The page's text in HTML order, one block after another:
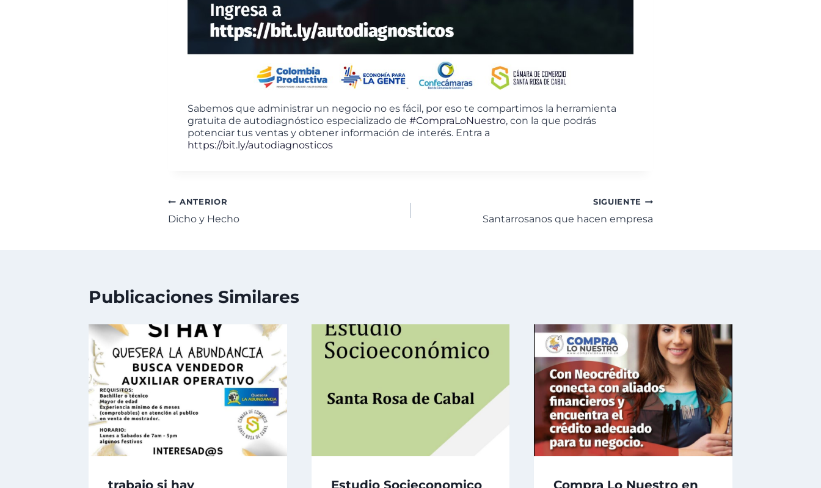
Sabemos que administrar un negocio no es fácil, por eso te compartimos la herramienta
gratuita de autodiagnóstico especializado de #CompraLoNuestro, con la que podrás
potenciar tus ventas y obtener información de interés. Entra a
https://bit.ly/autodiagnosticos
ANTERIOR
Dicho y Hecho
SIGUIENTE
Santarrosanos que hacen empresa
Publicaciones Similares